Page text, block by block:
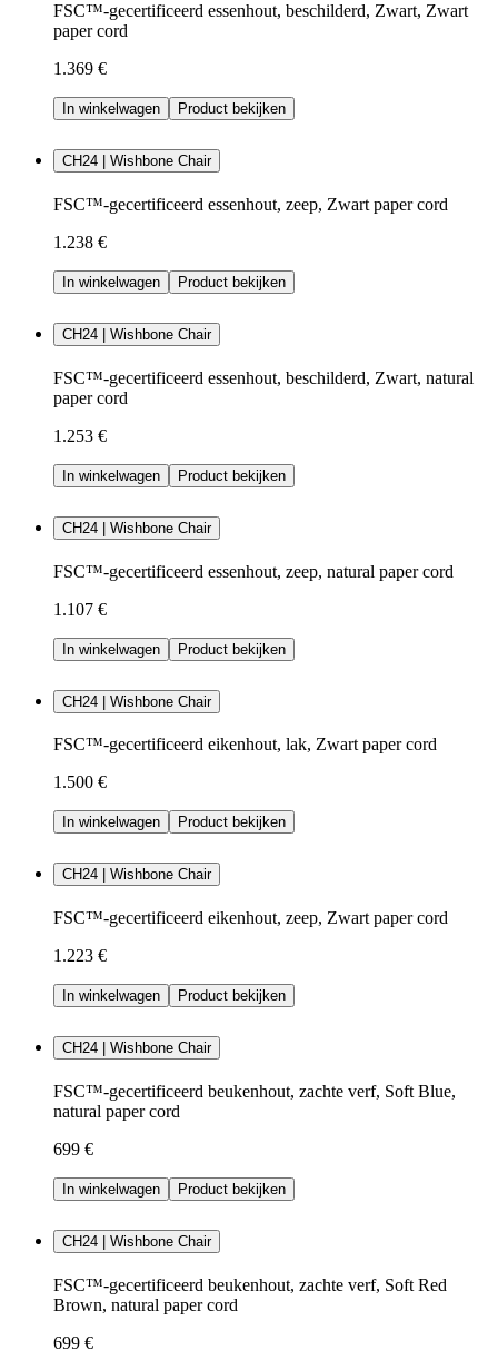
FSC™-gecertificeerd essenhout, beschilderd, Zwart, Zwart
paper cord
1.369 €
In winkelwagen Product bekijken
CH24 | Wishbone Chair
FSC™-gecertificeerd essenhout, zeep, Zwart paper cord
1.238 €
In winkelwagen Product bekijken
CH24 | Wishbone Chair
FSC™-gecertificeerd essenhout, beschilderd, Zwart, natural
paper cord
1.253 €
In winkelwagen Product bekijken
CH24 | Wishbone Chair
FSC™-gecertificeerd essenhout, zeep, natural paper cord
1.107 €
In winkelwagen Product bekijken
CH24 | Wishbone Chair
FSC™-gecertificeerd eikenhout, lak, Zwart paper cord
1.500 €
In winkelwagen Product bekijken
CH24 | Wishbone Chair
FSC™-gecertificeerd eikenhout, zeep, Zwart paper cord
1.223 €
In winkelwagen Product bekijken
CH24 | Wishbone Chair
FSC™-gecertificeerd beukenhout, zachte verf, Soft Blue,
natural paper cord
699 €
In winkelwagen Product bekijken
CH24 | Wishbone Chair
FSC™-gecertificeerd beukenhout, zachte verf, Soft Red
Brown, natural paper cord
699 €